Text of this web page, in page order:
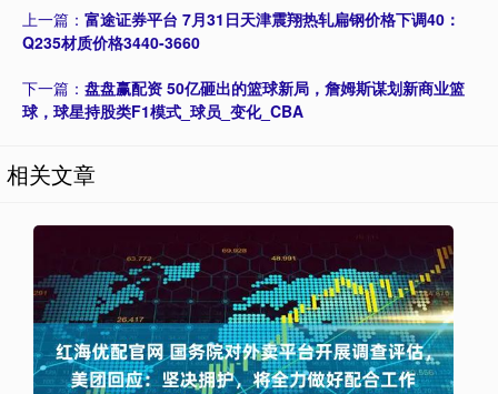
上一篇： 富途证券平台 7月31日天津震翔热轧扁钢价格下调40：
Q235材质价格3440-3660
下一篇： 盘盘赢配资 50亿砸出的篮球新局，詹姆斯谋划新商业篮
球，球星持股类F1模式_球员_变化_CBA
相关文章